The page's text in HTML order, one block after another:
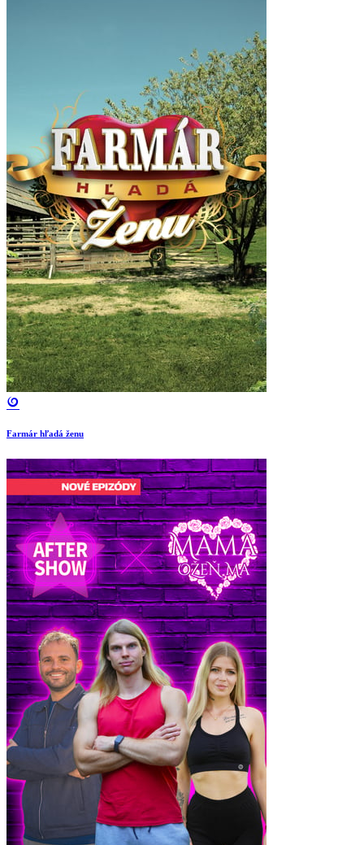
Farmár hľadá ženu